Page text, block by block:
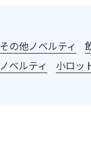
その他ノベルティ
ノベルティ
小ロッ